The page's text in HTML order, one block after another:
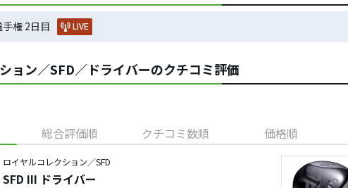
権 2日目 LIVE
ョン／SFD／ドライバーのクチコミ評価
総合評価順 クチコミ数順 価格順
ロイヤルコレクション／SFD
SFD III ドライバー